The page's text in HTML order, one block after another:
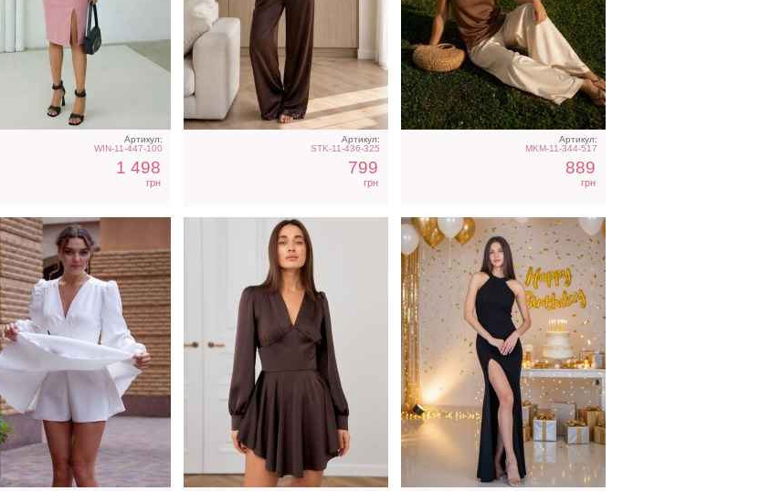
Артикул:
WIN-11-447-100
1 498
грн
Артикул:
STK-11-436-325
799
грн
Артикул:
MKM-11-344-517
889
грн
Коктейльное короткое
платье-шорты белого
цвета
Коктейльное короткое
платье-шорты
шоколадного цвета
Облегающее вечернее
платье черного цвета с
открытой спиной